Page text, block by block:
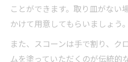
ことができます。取り皿がない
かけて用意してもらいましょう。
また、スコーンは手で割り、ク
ムを塗っていただくのが伝統的